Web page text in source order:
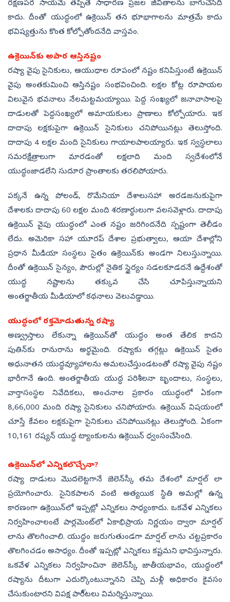
రక్షణపర సాయమే తప్పితే సాధారణ ప్రజల జీవితాలను బాగుచేసేది
కాదు. దీంతో యుద్ధంలో ఉక్రెయిన్‌ తన భూభాగాలను మాత్రమే కాదు
భవిష్యత్తును కొంత కోల్పోతోందనేది వాస్తవం.
ఉక్రెయిన్‌కు అపార ఆస్తినష్టం
రష్యా వైపు సైనికులు, ఆయుధాల రూపంలో నష్టం కనిపిస్తుంటే ఉక్రెయిన్‌
వైపు అంతకుమించి ఆస్తినష్టం సంభవించింది. లక్షల కోట్ల రూపాయల
విలువైన భవనాలు నేలమట్టమయ్యాయి. పెద్ద సంఖ్యలో జనావాసాలపై
దాడులతో పెద్దసంఖ్యలో అమాయకులు ప్రాణాలు కోల్పోయారు. ఇక
దాదాపు లక్షకుపైగా ఉక్రెయిన్‌ సైనికులు చనిపోయినట్లు తెలుస్తోంది.
దాదాపు 4 లక్షల మంది సైనికులు గాయాలపాలయ్యారు. ఇక స్వస్థలాలు
సమరక్షేత్రాలుగా మారడంతో లక్షలాది మంది స్వదేశంలోనే
యుద్ధంజాడలేని సుదూర ప్రాంతాలకు తరలిపోయారు.
పక్కనే ఉన్న పోలండ్, రొమేనియా దేశాలుసహా అరడజనుకుపైగా
దేశాలకు దాదాపు 60 లక్షల మంది శరణార్థులుగా వలసవెళ్లారు. దాదాపు
ఉక్రెయిన్‌ వైపు యుద్ధంలో ఎంత నష్టం జరిగిందనేది స్పష్టంగా తెలీడం
లేదు. అమెరికా సహా యూరప్‌ దేశాల ప్రభుత్వాలు, ఆయా దేశాల్లోని
ప్రధాన మీడియా సంస్థలు సైతం ఉక్రెయిన్‌కు అండగా నిలుస్తున్నాయి.
దీంతో ఉక్రెయిన్‌ సైన్యం, పౌరుల్లో నైతిక స్థైర్యం సడలకూడదనే ఉద్దేశంతో
యుద్ధ నష్టాలను తక్కువ చేసి చూపిస్తున్నాయని
అంతర్జాతీయ మీడియాలో కథనాలు వెలువడ్డాయి.
యుద్ధంలో రక్తమోడుతున్న రష్యా
అణ్వ్రస్తాలు లేకున్నా ఉక్రెయిన్‌తో యుద్ధం అంత తేలిక కాదని
పుతిన్‌కు రానురాను అర్థమైంది. రష్యాకు తగ్గట్లు ఉక్రెయిన్‌ సైతం
అధునాతన యుద్ధవ్యూహాలను అమలుచేస్తుండటంతో రష్యా వైపు నష్టం
భారీగానే ఉంది. అంతర్జాతీయ యుద్ధ పరిశీలనా బృందాలు, సంస్థలు,
వార్తాసంస్థల నివేదికలు, అంచనాల ప్రకారం యుద్ధంలో ఏకంగా
8,66,000 మంది రష్యా సైనికులు చనిపోయారు. ఉక్రెయిన్‌ విషయంలో
చూస్తే కేవలం లక్షకుపైగా సైనికులు చనిపోయినట్లు తెలుస్తోంది. ఏకంగా
10,161 రష్యన్‌ యుద్ధ ట్యాంకులను ఉక్రెయిన్‌ ధ్వంసంచేసింది.
ఉక్రెయిన్‌లో ఎన్నికలొచ్చేనా?
రష్యా దాడులు మొదలెట్టగానే జెలెన్‌స్కీ తమ దేశంలో మార్షల్‌ లా
ప్రయోగించారు. సైనికపాలన వంటి అత్యయిక స్థితి అమల్లో ఉన్న
కారణంగా ఉక్రెయిన్‌లో ఇప్పట్లో ఎన్నికలు సాధ్యంకాదు. ఒకవేళ ఎన్నికలు
నిర్వహించాలంటే పార్లమెంట్‌లో ఏకాభిప్రాయ నిర్ణయం ద్వారా మార్షల్‌
లాను తొలగించాలి. యుద్ధం జరుగుతుండగా మార్షల్‌ లాను చట్టప్రకారం
తొలగించడం అసాధ్యం. దీంతో ఇప్పట్లో ఎన్నికలు కష్టమని భావిస్తున్నారు.
ఒకవేళ ఎన్నికలు నిర్వహించినా జెలెన్‌స్కీ జాతీయభావం, యుద్ధంలో
రష్యాను దీటుగా ఎదుర్కొంటున్నానని చెప్పి మళ్లీ అధికారం కైవసం
చేసుకుంటారని విపక్ష పారీ్టలు విమర్శిస్తున్నాయి.